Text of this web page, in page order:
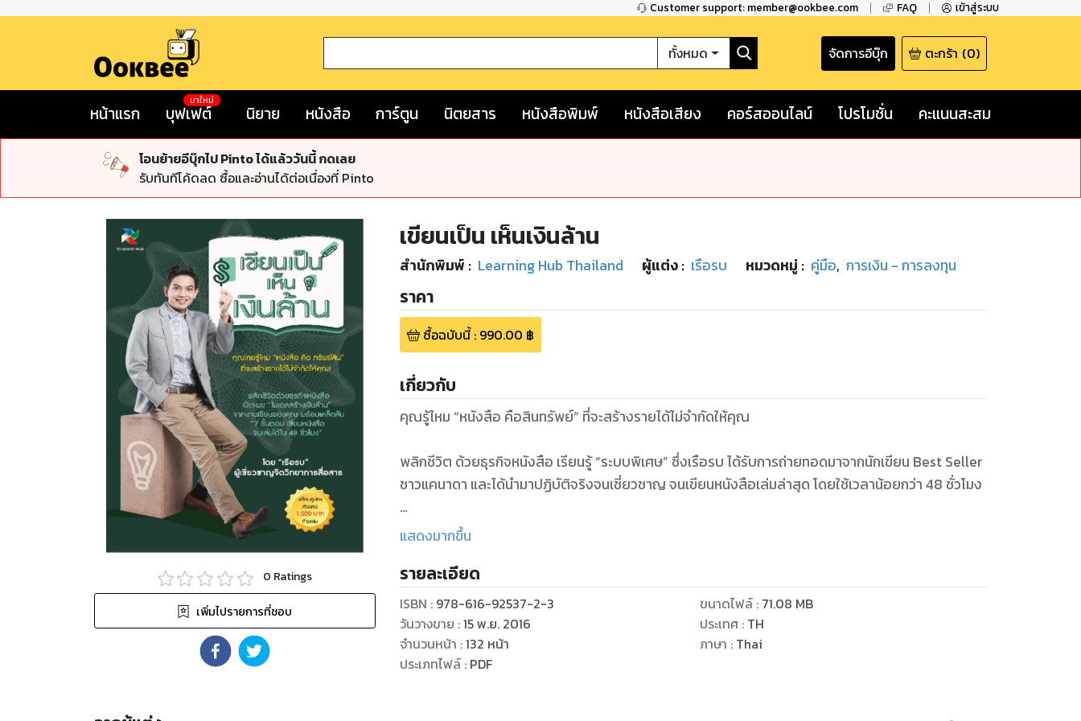
Customer support: member@ookbee.com FAQ เข้าสู่ระบบ
ทั้งหมด จัดการอีบุ๊ก ตะกร้า (0)
หน้าแรก บุฟเฟต์
มาใหม่
นิยาย หนังสือ การ์ตูน นิตยสาร หนังสือพิมพ์ หนังสือเสียง คอร์สออนไลน์ โปรโมชั่น คะแนนสะสม
โอนย้ายอีบุ๊กไป Pinto ได้แล้ววันนี้ กดเลย
รับทันทีโค้ดลด ซื้อและอ่านได้ต่อเนื่องที่ Pinto
0 Ratings
เพิ่มไปรายการที่ชอบ
เขียนเป็น เห็นเงินล้าน
สำนักพิมพ์ : Learning Hub Thailand ผู้แต่ง : เรือรบ หมวดหมู่ : คู่มือ, การเงิน - การลงทุน
ราคา
ซื้อฉบับนี้: 990.00 ฿
เกี่ยวกับ
คุณรู้ไหม “หนังสือ คือสินทรัพย์” ที่จะสร้างรายได้ไม่จำกัดให้คุณ
พลิกชีวิต ด้วยธุรกิจหนังสือ เรียนรู้ “ระบบพิเศษ” ซึ่งเรือรบ ได้รับการถ่ายทอดมาจากนักเขียน Best Seller
ชาวแคนาดา และได้นำมาปฏิบัติจริงจนเชี่ยวชาญ จนเขียนหนังสือเล่มล่าสุด โดยใช้เวลาน้อยกว่า 48 ชั่วโมง
หนังสือเล่มนี้ ได้รับการพิมพ์แล้ว 10,000 เล่ม และมียอดขายกว่า 1,000,000 บาท ในระยะเวลาเพียง 6
หนังสือเล่มนี้จะเปิดเผยเทคนิคการสร้างรายได้จากการเขียน และการทำเงินจากธุรกิจหนังสือ ที่ได้มากกว่า
แค่ค่าลิขสิทธิ์ ซึ่งนักเขียนส่วนใหญ่ไม่รู้ เพื่อทำรายได้หลักแสนจากหนังสือเล่มเดียว และจบท้ายด้วยวิธีการที่
จะทำให้ต้นฉบับของเราได้ตีพิมพ์อย่างแน่นอน 100%
เนื้อหาในเล่ม
แสดงมากขึ้น
รายละเอียด
ISBN : 978-616-92537-2-3
วันวางขาย :15 พ.ย. 2016
จำนวนหน้า :132 หน้า
ประเภทไฟล์: PDF
ขนาดไฟล์: 71.08 MB
ประเทศ : TH
ภาษา : Thai